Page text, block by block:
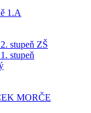
1.A
stupeň ZŠ
stupeň
MORČE